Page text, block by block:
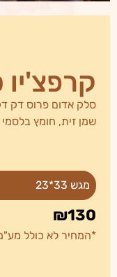
סלק אדום פרוס דק
שמן זית, חומץ בלסמי
מגש 33*23
₪130
*המחיר לא כולל